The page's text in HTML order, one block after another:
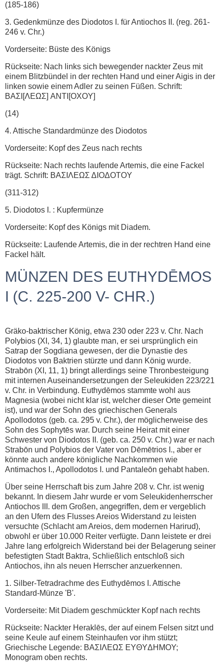
(185-186)
3. Gedenkmünze des Diodotos I. für Antiochos II. (reg. 261-
246 v. Chr.)
Vorderseite: Büste des Königs
Rückseite: Nach links sich bewegender nackter Zeus mit
einem Blitzbündel in der rechten Hand und einer Aigis in der
linken sowie einem Adler zu seinen Füßen. Schrift:
ΒΑΣΙ[ΛΕΩΣ] ANTI[OXOY]
(14)
4. Attische Standardmünze des Diodotos
Vorderseite: Kopf des Zeus nach rechts
Rückseite: Nach rechts laufende Artemis, die eine Fackel
trägt. Schrift: ΒΑΣΙΛΕΩΣ ΔIOΔOTOY
(311-312)
5. Diodotos I. : Kupfermünze
Vorderseite: Kopf des Königs mit Diadem.
Rückseite: Laufende Artemis, die in der rechtren Hand eine
Fackel hält.
MÜNZEN DES EUTHYDĒMOS
I (C. 225-200 V- CHR.)
Gräko-baktrischer König, etwa 230 oder 223 v. Chr. Nach
Polybios (XI, 34, 1) glaubte man, er sei ursprünglich ein
Satrap der Sogdiana gewesen, der die Dynastie des
Diodotos von Baktrien stürzte und dann König wurde.
Strabōn (XI, 11, 1) bringt allerdings seine Thronbesteigung
mit internen Auseinandersetzungen der Seleukiden 223/221
v. Chr. in Verbindung. Euthydēmos stammte wohl aus
Magnesia (wobei nicht klar ist, welcher dieser Orte gemeint
ist), und war der Sohn des griechischen Generals
Apollodotos (geb. ca. 295 v. Chr.), der möglicherweise des
Sohn des Sophytēs war. Durch seine Heirat mit einer
Schwester von Diodotos II. (geb. ca. 250 v. Chr.) war er nach
Strabōn und Polybios der Vater von Dēmētrios I., aber er
könnte auch andere königliche Nachkommen wie
Antimachos I., Apollodotos I. und Pantaleōn gehabt haben.
Über seine Herrschaft bis zum Jahre 208 v. Chr. ist wenig
bekannt. In diesem Jahr wurde er vom Seleukidenherrscher
Antiochos III. dem Großen, angegriffen, dem er vergeblich
an den Ufern des Flusses Areios Widerstand zu leisten
versuchte (Schlacht am Areios, dem modernen Harirud),
obwohl er über 10.000 Reiter verfügte. Dann leistete er drei
Jahre lang erfolgreich Widerstand bei der Belagerung seiner
befestigten Stadt Baktra, Schließlich entschloß sich
Antiochos, ihn als neuen Herrscher anzuerkennen.
1. Silber-Tetradrachme des Euthydēmos I. Attische
Standard-Münze 'B'.
Vorderseite: Mit Diadem geschmückter Kopf nach rechts
Rückseite: Nackter Heraklēs, der auf einem Felsen sitzt und
seine Keule auf einem Steinhaufen vor ihm stützt;
Griechische Legende: BAΣIΛEΩΣ EYΘYΔHMOY;
Monogram oben rechts.